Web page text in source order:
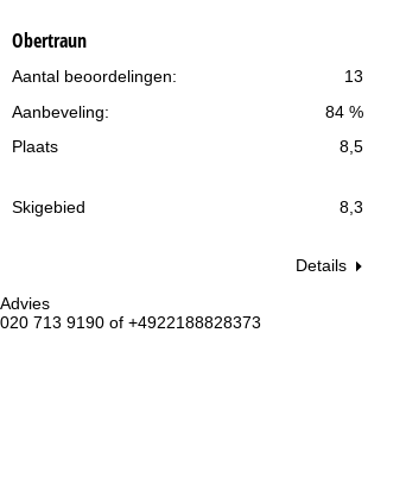
Advies
020 713 9190 of +4922188828373
Obertraun
13
Aantal beoordelingen:
84 %
Aanbeveling:
Plaats
8,5
Skigebied 8,3
Details